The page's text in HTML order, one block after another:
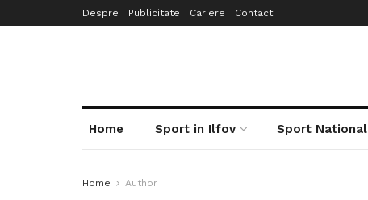
Despre Publicitate Cariere Contact
Home Sport in Ilfov Sport National
Home Author